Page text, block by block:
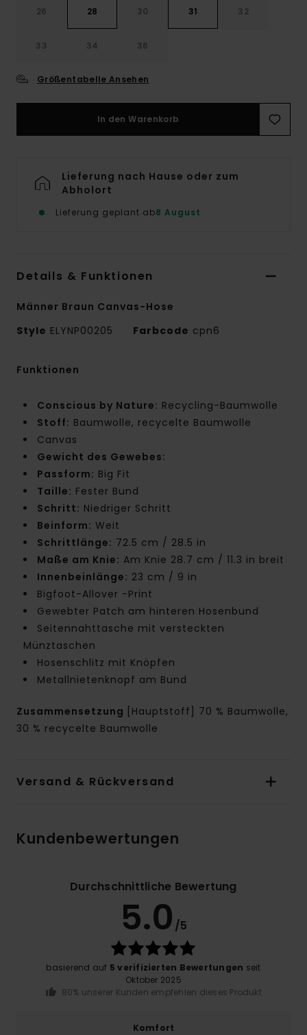
26 28 30 31 32
33 34 36
Größentabelle Ansehen
In den Warenkorb
Lieferung nach Hause oder zum
Abholort
Lieferung geplant ab8 August
Details & Funktionen
Männer Braun Canvas-Hose
Style ELYNP00205 Farbcode cpn6
Funktionen
Conscious by Nature: Recycling-Baumwolle
Stoff: Baumwolle, recycelte Baumwolle
Canvas
Gewicht des Gewebes:
Passform: Big Fit
Taille: Fester Bund
Schritt: Niedriger Schritt
Beinform: Weit
Schrittlänge: 72.5 cm / 28.5 in
Maße am Knie: Am Knie 28.7 cm / 11.3 in breit
Innenbeinlänge: 23 cm / 9 in
Bigfoot-Allover -Print
Gewebter Patch am hinteren Hosenbund
Seitennahttasche mit versteckten
Münztaschen
Hosenschlitz mit Knöpfen
Metallnietenknopf am Bund
Zusammensetzung
[Hauptstoff] 70 % Baumwolle,
30 % recycelte Baumwolle
Versand & Rückversand
Kundenbewertungen
Durchschnittliche Bewertung
5.0 /5
basierend auf 5 verifizierten Bewertungen seit
Oktober 2025
80% unserer Kunden empfehlen dieses Produkt
Komfort